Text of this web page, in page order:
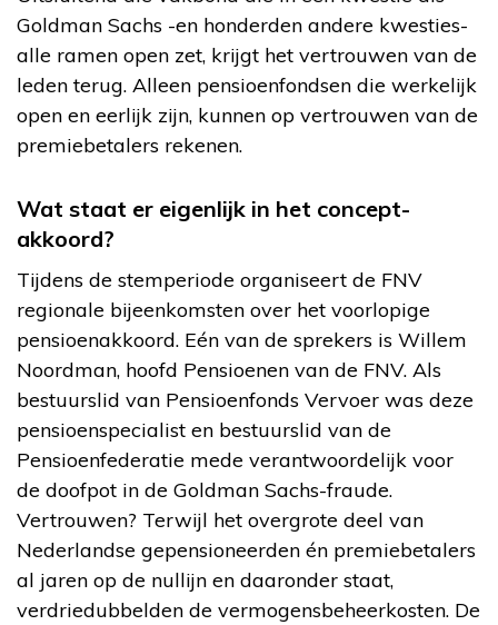
Goldman Sachs -en honderden andere kwesties-
alle ramen open zet, krijgt het vertrouwen van de
leden terug. Alleen pensioenfondsen die werkelijk
open en eerlijk zijn, kunnen op vertrouwen van de
premiebetalers rekenen.
Wat staat er eigenlijk in het concept-
akkoord?
Tijdens de stemperiode organiseert de FNV
regionale bijeenkomsten over het voorlopige
pensioenakkoord. Eén van de sprekers is Willem
Noordman, hoofd Pensioenen van de FNV. Als
bestuurslid van Pensioenfonds Vervoer was deze
pensioenspecialist en bestuurslid van de
Pensioenfederatie mede verantwoordelijk voor
de doofpot in de Goldman Sachs-fraude.
Vertrouwen? Terwijl het overgrote deel van
Nederlandse gepensioneerden én premiebetalers
al jaren op de nullijn en daaronder staat,
verdriedubbelden de vermogensbeheerkosten. De